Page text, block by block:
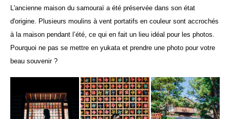
L'ancienne maison du samouraï a été préservée dans son état
d'origine. Plusieurs moulins à vent portatifs en couleur sont accrochés
à la maison pendant l’été, ce qui en fait un lieu idéal pour les photos.
Pourquoi ne pas se mettre en yukata et prendre une photo pour votre
beau souvenir ?